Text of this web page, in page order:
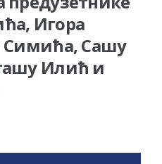
КУПОВИНЕ СЕОСКЕ
НА ТЕРИТОРИЈИ
ЗА 2026. ГОДИНУ
предузетника - Ненад
ЛИСТA
БОРАЧКИ
Игора
Симића, Сашу
Илић и